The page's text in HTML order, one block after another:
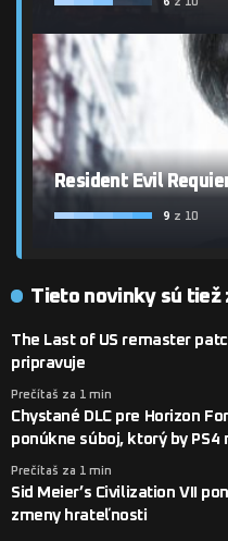
Resident Evil
9 z 10
Tieto novinky sú tiež
The Last of US remaster
pripravuje
Prečítaš za 1 min
Chystané DLC pre Horizon
ponúkne súboj, ktorý by PS4
Prečítaš za 1 min
Sid Meier’s Civilization VII
zmeny hrateľnosti